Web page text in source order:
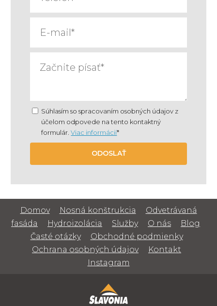
Súhlasím so spracovaním osobných údajov z
účelom odpovede na tento kontaktný
formulár.Viac informácií*
ODOSLAŤ
Domov Nosná konštrukcia
Odvetrávaná
fasáda
Hydroizolácia Služby O nás
Blog
Časté otázky
Obchodné podmienky
Ochrana osobných údajov
Kontakt
Instagram